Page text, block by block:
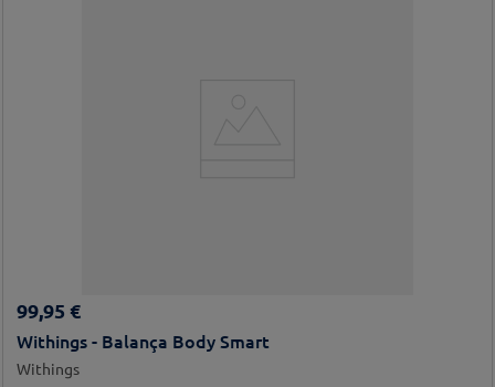
99,95 €
Withings - Balança Body Smart
Withings